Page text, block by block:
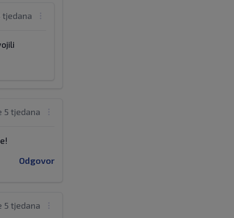
tjedana
5 tjedana
Odgovor
5 tjedana